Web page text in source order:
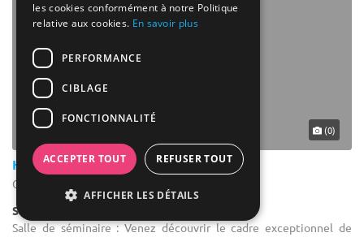
(0)
Hôtel Restaurant Cousseau
Gastes - Landes (40)
Salle de réception
Salle de séminaire : Venez découvrir le cadre exceptionnel de
les cookies conformément à notre Politique
relative aux cookies. En savoir plus
PERFORMANCE
CIBLAGE
FONCTIONNALITÉ
ACCEPTER TOUT REFUSER TOUT
AFFICHER LES DÉTAILS